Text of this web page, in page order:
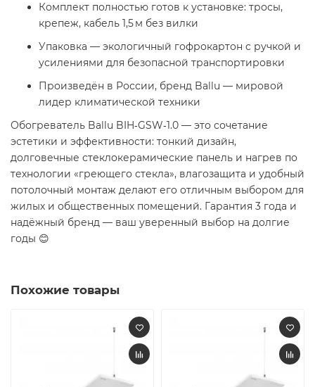
Комплект полностью готов к установке: тросы,
крепеж, кабель 1,5 м без вилки
Упаковка — экологичный гофрокартон с ручкой и
усилениями для безопасной транспортировки
Произведён в России, бренд Ballu — мировой
лидер климатической техники
Обогреватель Ballu BIH‑GSW‑1.0 — это сочетание
эстетики и эффективности: тонкий дизайн,
долговечные стеклокерамические панель и нагрев по
технологии «греющего стекла», влагозащита и удобный
потолочный монтаж делают его отличным выбором для
жилых и общественных помещений. Гарантия 3 года и
надёжный бренд — ваш уверенный выбор на долгие
годы 😊
Похожие товары